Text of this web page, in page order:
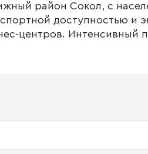
район Сокол, с
доступностью и
центров. Интенсивный